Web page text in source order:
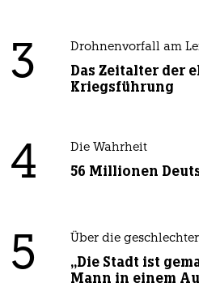
3 Drohnenvorfall am
Das Zeitalter der
Kriegsführung
4 Die Wahrheit
56 Millionen
5 Über die
„Die Stadt ist
Mann in einem